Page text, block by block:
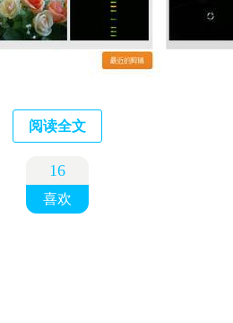
每周都会更新，正在寻找免费视频
阅读全文
16
喜欢